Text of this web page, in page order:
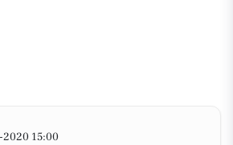
2020 15:00